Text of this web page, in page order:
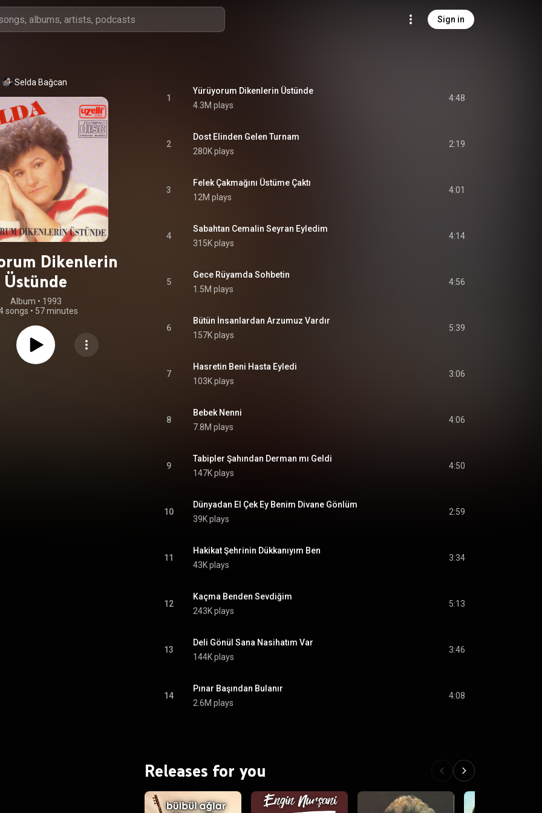
Sign in
Selda Bağcan
Dikenlerin
Üstünde
Album • 1993
songs • 57 minutes
1
Yürüyorum Dikenlerin Üstünde
4.3M plays
4:48
2
Dost Elinden Gelen Turnam
280K plays
2:19
3
Felek Çakmağını Üstüme Çaktı
12M plays
4:01
4
Sabahtan Cemalin Seyran Eyledim
315K plays
4:14
5
Gece Rüyamda Sohbetin
1.5M plays
4:56
6
Bütün İnsanlardan Arzumuz Vardır
157K plays
5:39
7
Hasretin Beni Hasta Eyledi
103K plays
3:06
8
Bebek Nenni
7.8M plays
4:06
9
Tabipler Şahından Derman mı Geldi
147K plays
4:50
10
Dünyadan El Çek Ey Benim Divane Gönlüm
39K plays
2:59
11
Hakikat Şehrinin Dükkanıyım Ben
43K plays
3:34
12
Kaçma Benden Sevdiğim
243K plays
5:13
13
Deli Gönül Sana Nasihatım Var
144K plays
3:46
14
Pınar Başından Bulanır
2.6M plays
4:08
Releases for you